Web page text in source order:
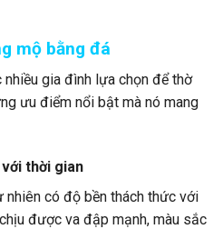
mộ bằng đá
gia đình lựa chọn để thờ
ưu điểm nổi bật mà nó mang
thời gian
có độ bền thách thức với
được va đập mạnh, màu sắc